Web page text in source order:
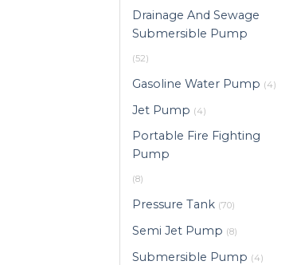
Drainage And Sewage
Submersible Pump
(52)
Gasoline Water Pump (4)
Jet Pump (4)
Portable Fire Fighting
Pump
(8)
Pressure Tank (70)
Semi Jet Pump (8)
Submersible Pump (4)